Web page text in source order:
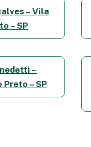
– Vila
– SP
–
Preto – SP